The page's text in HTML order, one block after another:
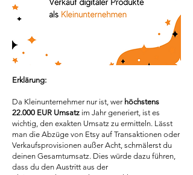
Erklärung:
Da Kleinunternehmer nur ist, wer höchstens
22.000 EUR Umsatz im Jahr generiert, ist es
wichtig, den exakten Umsatz zu ermitteln. Lässt
man die Abzüge von Etsy auf Transaktionen oder
Verkaufsprovisionen außer Acht, schmälerst du
deinen Gesamtumsatz. Dies würde dazu führen,
dass du den Austritt aus der